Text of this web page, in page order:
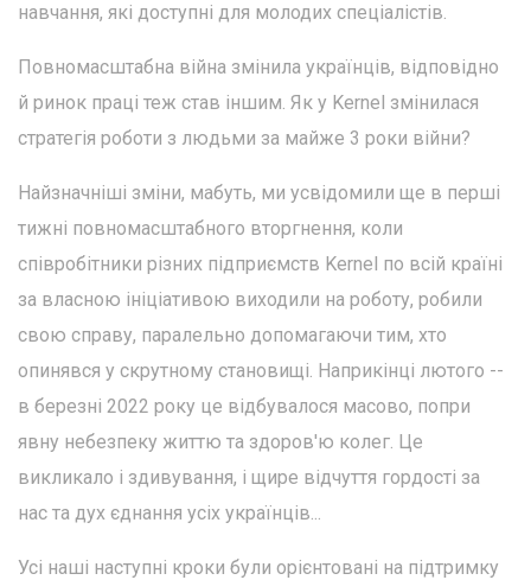
навчання, які доступні для молодих спеціалістів.
Повномасштабна війна змінила українців, відповідно
й ринок праці теж став іншим. Як у Kernel змінилася
стратегія роботи з людьми за майже 3 роки війни?
Найзначніші зміни, мабуть, ми усвідомили ще в перші
тижні повномасштабного вторгнення, коли
співробітники різних підприємств Kernel по всій країні
за власною ініціативою виходили на роботу, робили
свою справу, паралельно допомагаючи тим, хто
опинявся у скрутному становищі. Наприкінці лютого --
в березні 2022 року це відбувалося масово, попри
явну небезпеку життю та здоров'ю колег. Це
викликало і здивування, і щире відчуття гордості за
нас та дух єднання усіх українців...
Усі наші наступні кроки були орієнтовані на підтримку